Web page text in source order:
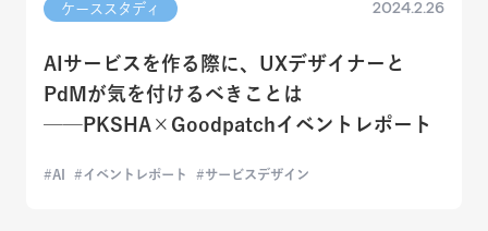
ケーススタディ 2024.2.26
AIサービスを作る際に、UXデザイナーと
PdMが気を付けるべきことは
──PKSHA×Goodpatchイベントレポート
AI イベントレポート サービスデザイン